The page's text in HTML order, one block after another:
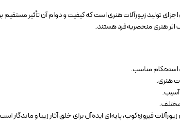
تولید زیورآلات هنری است که کیفیت و دوام آن تأثیر
اثر هنری منحصر‌به‌فرد هستند.
مناسب.
هنری.
آسیب.
فیروزه‌کوب، پایه‌ای ایده‌آل برای خلق آثار زیبا و ماندگار